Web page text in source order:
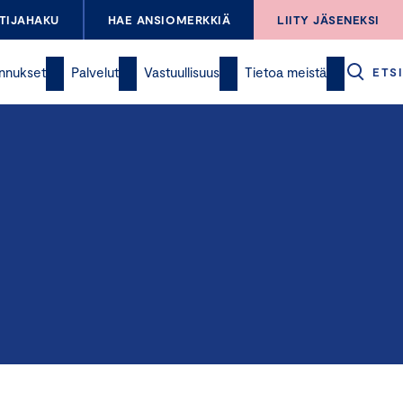
HAE ANSIOMERKKIÄ LIITY JÄSENEKSI
Palvelut Vastuullisuus Tietoa meistä ETSI